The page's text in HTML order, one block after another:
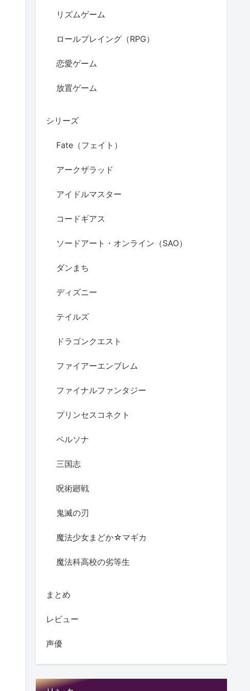
リズムゲーム
ロールプレイング（RPG）
恋愛ゲーム
放置ゲーム
シリーズ
Fate（フェイト）
アークザラッド
アイドルマスター
コードギアス
ソードアート・オンライン（SAO）
ダンまち
ディズニー
テイルズ
ドラゴンクエスト
ファイアーエンブレム
ファイナルファンタジー
プリンセスコネクト
ペルソナ
三国志
呪術廻戦
鬼滅の刃
魔法少女まどか☆マギカ
魔法科高校の劣等生
まとめ
レビュー
声優